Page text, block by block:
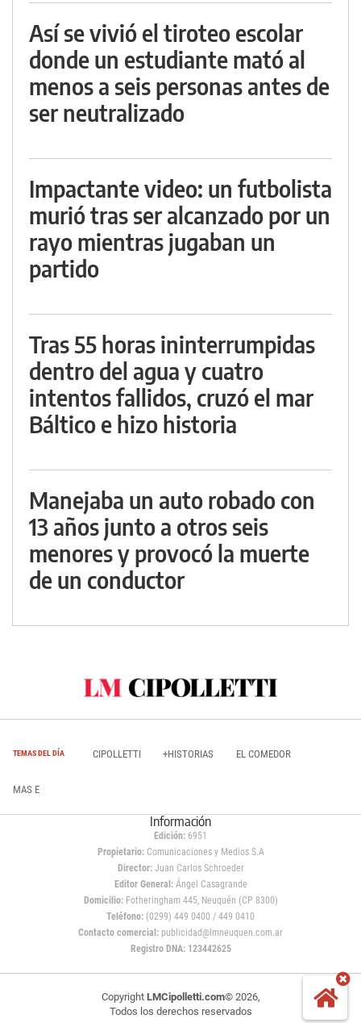
Así se vivió el tiroteo escolar
donde un estudiante mató al
menos a seis personas antes de
ser neutralizado
Impactante video: un futbolista
murió tras ser alcanzado por un
rayo mientras jugaban un
partido
Tras 55 horas ininterrumpidas
dentro del agua y cuatro
intentos fallidos, cruzó el mar
Báltico e hizo historia
Manejaba un auto robado con
13 años junto a otros seis
menores y provocó la muerte
de un conductor
TEMAS DEL DÍA CIPOLLETTI +HISTORIAS EL COMEDOR
MAS E
Información
Edición: 6951
Propietario:Comunicaciones y Medios S.A
Director: Juan Carlos Schroeder
Editor General:Ángel Casagrande
Domicilio:Fotheringham 445, Neuquén (CP 8300)
Teléfono: (0299) 449 0400 / 449 0410
Contacto comercial: publicidad@lmneuquen.com.ar
Registro DNA: 123442625
Copyright LMCipolletti.com© 2026,
Todos los derechos reservados